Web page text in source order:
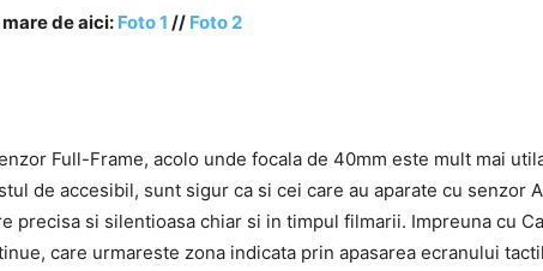
de aici: Foto 1 // Foto 2
Full-Frame, acolo unde focala de 40mm este mult mai
de accesibil, sunt sigur ca si cei care au aparate cu senzor
precisa si silentioasa chiar si in timpul filmarii. Impreuna cu
care urmareste zona indicata prin apasarea ecranului